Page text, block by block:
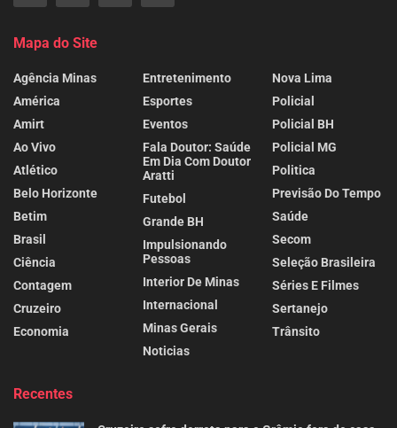
Mapa do Site
Agência Minas
América
Amirt
Ao Vivo
Atlético
Belo Horizonte
Betim
Brasil
Ciência
Contagem
Cruzeiro
Economia
Entretenimento
Esportes
Eventos
Fala Doutor: Saúde
Em Dia Com Doutor
Aratti
Futebol
Grande BH
Impulsionando
Pessoas
Interior De Minas
Internacional
Minas Gerais
Noticias
Nova Lima
Policial
Policial BH
Policial MG
Politica
Previsão Do Tempo
Saúde
Secom
Seleção Brasileira
Séries E Filmes
Sertanejo
Trânsito
Recentes